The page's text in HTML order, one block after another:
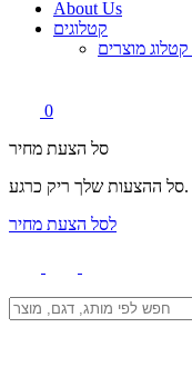
About Us
קטלוגים
0
סל הצעת מחיר
סל ההצעות שלך ריק כרגע.
לסל הצעת מחיר